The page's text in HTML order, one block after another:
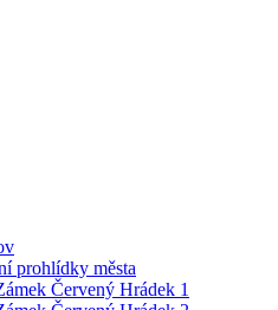
prohlídky města
Červený Hrádek 1